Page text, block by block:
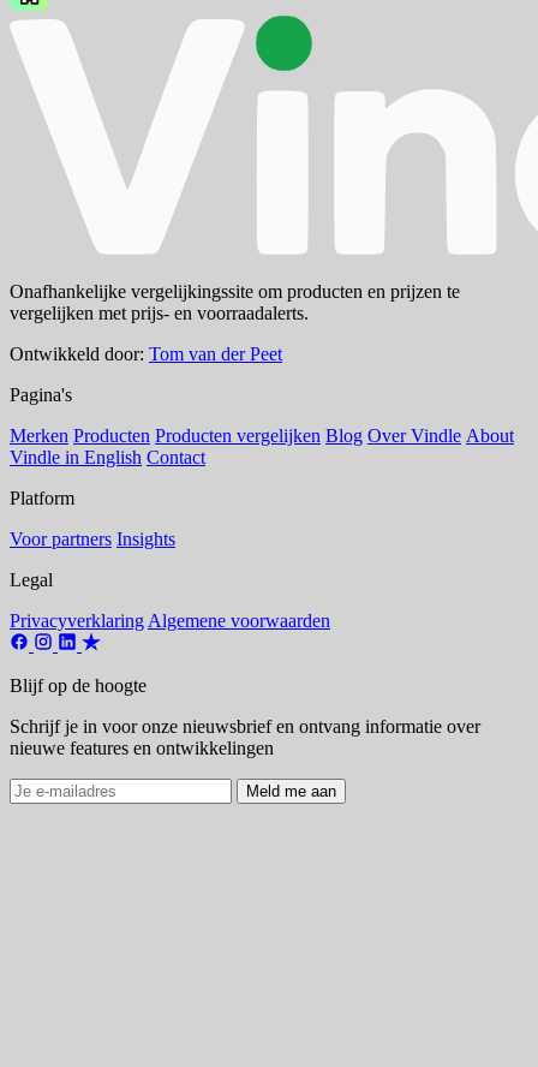
Onafhankelijke vergelijkingssite om producten en prijzen te
vergelijken met prijs- en voorraadalerts.
Ontwikkeld door: Tom van der Peet
Pagina's
Merken Producten Producten vergelijken Blog Over Vindle About
Vindle in English Contact
Platform
Voor partners Insights
Legal
Privacyverklaring Algemene voorwaarden
Blijf op de hoogte
Schrijf je in voor onze nieuwsbrief en ontvang informatie over
nieuwe features en ontwikkelingen
Meld me aan